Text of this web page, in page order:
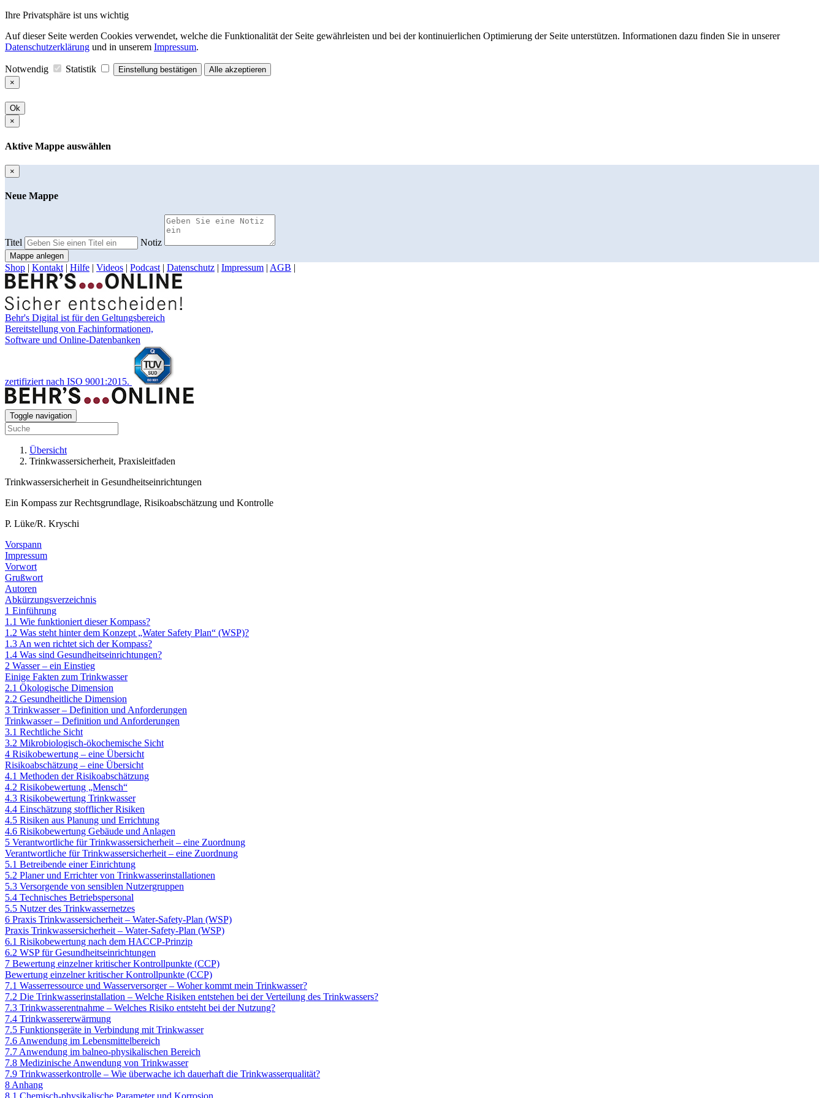
Ihre Privatsphäre ist uns wichtig
Auf dieser Seite werden Cookies verwendet, welche die Funktionalität der Seite gewährleisten und bei der kontinuierlichen Optimierung der Seite unterstützen. Informationen dazu finden Sie in unserer
Datenschutzerklärung und in unserem Impressum.
Notwendig Statistik Einstellung bestätigen
Alle akzeptieren
×
Ok
×
Aktive Mappe auswählen
×
Neue Mappe
Titel Notiz
Mappe anlegen
Shop | Kontakt | Hilfe | Videos | Podcast | Datenschutz | Impressum | AGB |
Behr's Digital ist für den Geltungsbereich
Bereitstellung von Fachinformationen,
Software und Online-Datenbanken
zertifiziert nach ISO 9001:2015.
Toggle navigation
Übersicht
Trinkwassersicherheit, Praxisleitfaden
Trinkwassersicherheit in Gesundheitseinrichtungen
Ein Kompass zur Rechtsgrundlage, Risikoabschätzung und Kontrolle
P. Lüke/R. Kryschi
Vorspann
Impressum
Vorwort
Grußwort
Autoren
Abkürzungsverzeichnis
1 Einführung
1.1 Wie funktioniert dieser Kompass?
1.2 Was steht hinter dem Konzept „Water Safety Plan“ (WSP)?
1.3 An wen richtet sich der Kompass?
1.4 Was sind Gesundheitseinrichtungen?
2 Wasser – ein Einstieg
Einige Fakten zum Trinkwasser
2.1 Ökologische Dimension
2.2 Gesundheitliche Dimension
3 Trinkwasser – Definition und Anforderungen
Trinkwasser – Definition und Anforderungen
3.1 Rechtliche Sicht
3.2 Mikrobiologisch-ökochemische Sicht
4 Risikobewertung – eine Übersicht
Risikoabschätzung – eine Übersicht
4.1 Methoden der Risikoabschätzung
4.2 Risikobewertung „Mensch“
4.3 Risikobewertung Trinkwasser
4.4 Einschätzung stofflicher Risiken
4.5 Risiken aus Planung und Errichtung
4.6 Risikobewertung Gebäude und Anlagen
5 Verantwortliche für Trinkwassersicherheit – eine Zuordnung
Verantwortliche für Trinkwassersicherheit – eine Zuordnung
5.1 Betreibende einer Einrichtung
5.2 Planer und Errichter von Trinkwasserinstallationen
5.3 Versorgende von sensiblen Nutzergruppen
5.4 Technisches Betriebspersonal
5.5 Nutzer des Trinkwassernetzes
6 Praxis Trinkwassersicherheit – Water-Safety-Plan (WSP)
Praxis Trinkwassersicherheit – Water-Safety-Plan (WSP)
6.1 Risikobewertung nach dem HACCP-Prinzip
6.2 WSP für Gesundheitseinrichtungen
7 Bewertung einzelner kritischer Kontrollpunkte (CCP)
Bewertung einzelner kritischer Kontrollpunkte (CCP)
7.1 Wasserressource und Wasserversorger – Woher kommt mein Trinkwasser?
7.2 Die Trinkwasserinstallation – Welche Risiken entstehen bei der Verteilung des Trinkwassers?
7.3 Trinkwasserentnahme – Welches Risiko entsteht bei der Nutzung?
7.4 Trinkwassererwärmung
7.5 Funktionsgeräte in Verbindung mit Trinkwasser
7.6 Anwendung im Lebensmittelbereich
7.7 Anwendung im balneo-physikalischen Bereich
7.8 Medizinische Anwendung von Trinkwasser
7.9 Trinkwasserkontrolle – Wie überwache ich dauerhaft die Trinkwasserqualität?
8 Anhang